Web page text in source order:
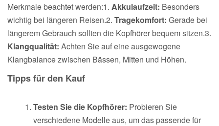
Merkmale beachtet werden:1. Akkulaufzeit: Besonders
wichtig bei längeren Reisen.2. Tragekomfort: Gerade bei
längerem Gebrauch sollten die Kopfhörer bequem sitzen.3.
Klangqualität: Achten Sie auf eine ausgewogene
Klangbalance zwischen Bässen, Mitten und Höhen.
Tipps für den Kauf
Testen Sie die Kopfhörer: Probieren Sie
verschiedene Modelle aus, um das passende für